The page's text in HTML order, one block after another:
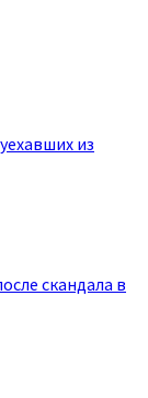
из
скандала в